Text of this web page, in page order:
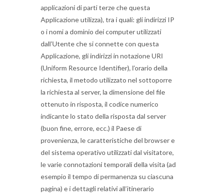
applicazioni di parti terze che questa
Applicazione utilizza), tra i quali: gli indirizzi IP
o i nomi a dominio dei computer utilizzati
dall’Utente che si connette con questa
Applicazione, gli indirizzi in notazione URI
(Uniform Resource Identifier), l’orario della
richiesta, il metodo utilizzato nel sottoporre
la richiesta al server, la dimensione del file
ottenuto in risposta, il codice numerico
indicante lo stato della risposta dal server
(buon fine, errore, ecc.) il Paese di
provenienza, le caratteristiche del browser e
del sistema operativo utilizzati dal visitatore,
le varie connotazioni temporali della visita (ad
esempio il tempo di permanenza su ciascuna
pagina) e i dettagli relativi all’itinerario